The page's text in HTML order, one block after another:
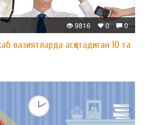
0
0
9816
вазиятларда асқотадиган 10 та